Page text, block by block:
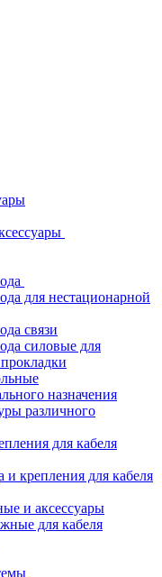
для нестационарной
связи
силовые для
назначения
различного
для кабеля
крепления для кабеля
и аксессуары
для кабеля